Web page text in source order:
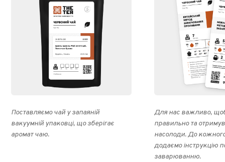
Поставляємо чай у запаяній
вакуумній упаковці, що зберігає
аромат чаю.
Для нас важливо,
правильно та
насолоди. До
додаємо інструкцію
заварюванню.